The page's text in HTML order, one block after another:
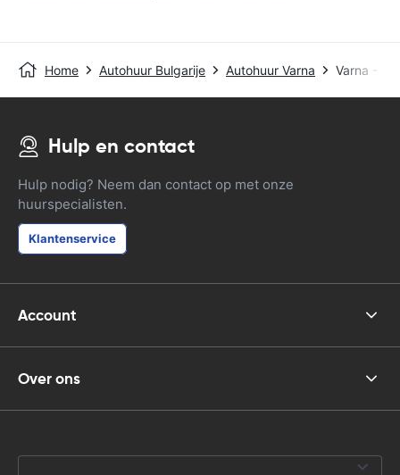
Home Autohuur Bulgarije Autohuur Varna Varna -
Hulp en contact
Hulp nodig? Neem dan contact op met onze
huurspecialisten.
Klantenservice
Account
Over ons